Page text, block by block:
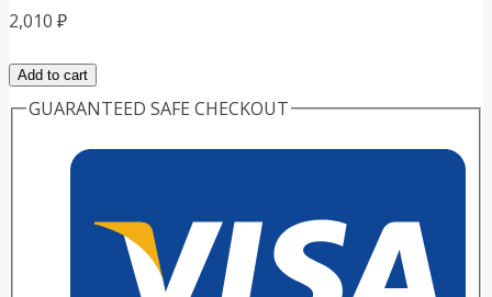
2,010 ₽
Ронколейкин
р-
Add to cart
GUARANTEED SAFE CHECKOUT